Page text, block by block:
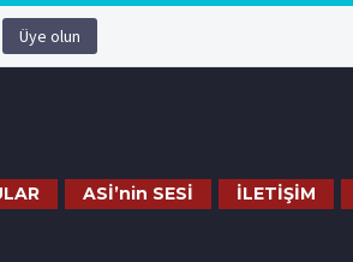
Üye olun
ASİ’nin SESİ İLETİŞİM